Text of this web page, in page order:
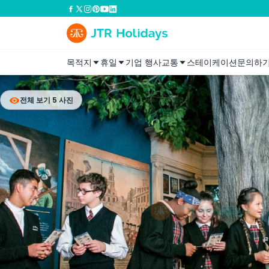
목적지 휴일 기업 행사교통 스테이케이션문의하
전체 보기 5 사진